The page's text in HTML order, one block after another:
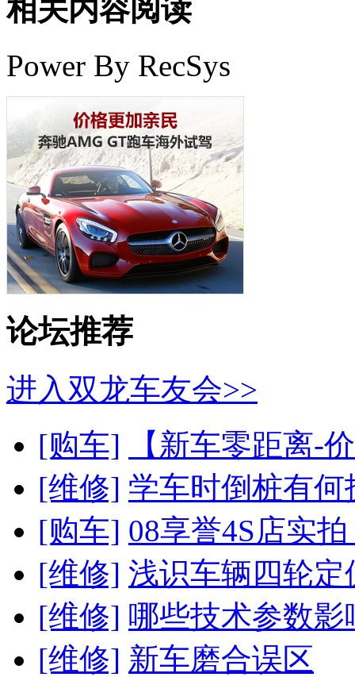
相关内容阅读
Power By RecSys
论坛推荐
进入双龙车友会>>
[购车]
【新车零距离-
[维修] 学车时倒桩有何
[购车] 08享誉4S店实
[维修] 浅识车辆四轮定
[维修] 哪些技术参数影
[维修] 新车磨合误区